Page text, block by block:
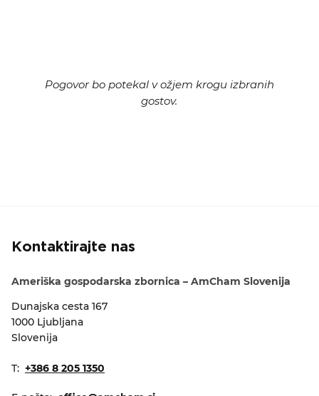
Pogovor bo potekal v ožjem krogu izbranih
gostov.
Kontaktirajte nas
Ameriška gospodarska zbornica – AmCham Slovenija
Dunajska cesta 167
1000 Ljubljana
Slovenija
T: +386 8 205 1350